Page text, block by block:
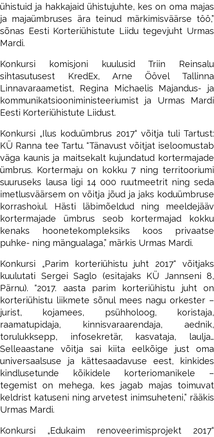
ühistuid ja hakkajaid ühistujuhte, kes on oma majas
ja majaümbruses ära teinud märkimisväärse töö,”
sõnas Eesti Korteriühistute Liidu tegevjuht Urmas
Mardi.
Konkursi komisjoni kuulusid Triin Reinsalu
sihtasutusest KredEx, Arne Öövel Tallinna
Linnavaraametist, Regina Michaelis Majandus- ja
kommunikatsiooniministeeriumist ja Urmas Mardi
Eesti Korteriühistute Liidust.
Konkursi „Ilus koduümbrus 2017“ võitja tuli Tartust:
KÜ Ranna tee Tartu. “Tänavust võitjat iseloomustab
väga kaunis ja maitsekalt kujundatud kortermajade
ümbrus. Kortermaju on kokku 7 ning territooriumi
suuruseks lausa ligi 14 000 ruutmeetrit ning seda
imetlusväärsem on võitja jõud ja jaks koduümbruse
korrashoiul. Hästi läbimõeldud ning meeldejääv
kortermajade ümbrus seob kortermajad kokku
kenaks hoonetekompleksiks koos privaatse
puhke- ning mängualaga,” märkis Urmas Mardi.
Konkursi „Parim korteriühistu juht 2017“ võitjaks
kuulutati Sergei Saglo (esitajaks KÜ Jannseni 8,
Pärnu). “2017. aasta parim korteriühistu juht on
korteriühistu liikmete sõnul mees nagu orkester –
jurist, kojamees, psühholoog, koristaja,
raamatupidaja, kinnisvaraarendaja, aednik,
torulukksepp, infosekretär, kasvataja, laulja…
Selleaastane võitja sai kiita eelkõige just oma
universaalsuse ja kättesaadavuse eest, kinkides
kindlusetunde kõikidele korteriomanikele –
tegemist on mehega, kes jagab majas toimuvat
keldrist katuseni ning arvetest inimsuheteni,” rääkis
Urmas Mardi.
Konkursi „Edukaim renoveerimisprojekt 2017“